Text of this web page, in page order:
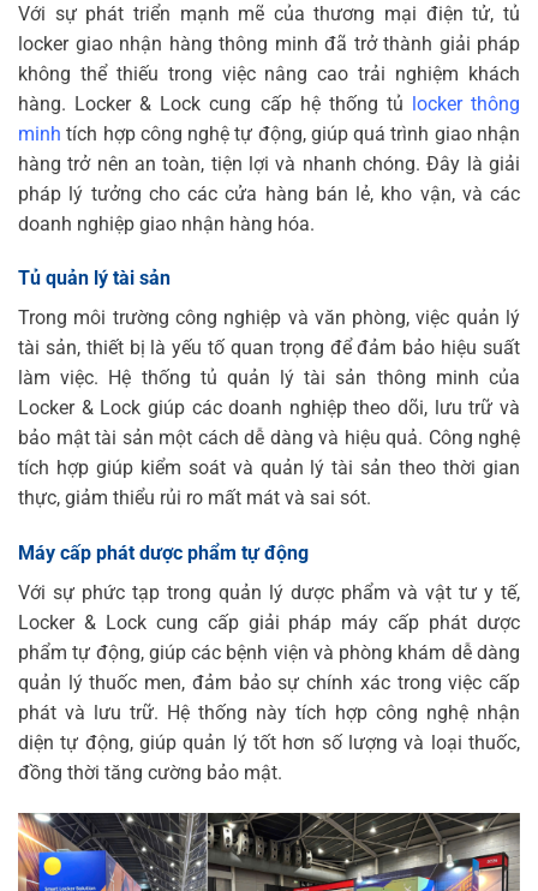
Với sự phát triển mạnh mẽ của thương mại điện tử, tủ
locker giao nhận hàng thông minh đã trở thành giải pháp
không thể thiếu trong việc nâng cao trải nghiệm khách
hàng. Locker & Lock cung cấp hệ thống tủ locker thông
minh tích hợp công nghệ tự động, giúp quá trình giao nhận
hàng trở nên an toàn, tiện lợi và nhanh chóng. Đây là giải
pháp lý tưởng cho các cửa hàng bán lẻ, kho vận, và các
doanh nghiệp giao nhận hàng hóa.
Tủ quản lý tài sản
Trong môi trường công nghiệp và văn phòng, việc quản lý
tài sản, thiết bị là yếu tố quan trọng để đảm bảo hiệu suất
làm việc. Hệ thống tủ quản lý tài sản thông minh của
Locker & Lock giúp các doanh nghiệp theo dõi, lưu trữ và
bảo mật tài sản một cách dễ dàng và hiệu quả. Công nghệ
tích hợp giúp kiểm soát và quản lý tài sản theo thời gian
thực, giảm thiểu rủi ro mất mát và sai sót.
Máy cấp phát dược phẩm tự động
Với sự phức tạp trong quản lý dược phẩm và vật tư y tế,
Locker & Lock cung cấp giải pháp máy cấp phát dược
phẩm tự động, giúp các bệnh viện và phòng khám dễ dàng
quản lý thuốc men, đảm bảo sự chính xác trong việc cấp
phát và lưu trữ. Hệ thống này tích hợp công nghệ nhận
diện tự động, giúp quản lý tốt hơn số lượng và loại thuốc,
đồng thời tăng cường bảo mật.